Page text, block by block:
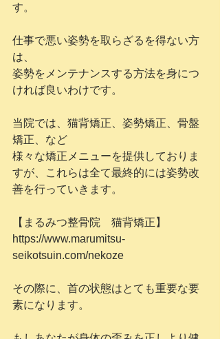
す。
仕事で悪い姿勢を取らざるを得ない方
は、
姿勢をメンテナンスする方法を身につ
ければ良いわけです。
当院では、猫背矯正、姿勢矯正、骨盤
矯正、など
様々な矯正メニューを提供しておりま
すが、これらは全て最終的には姿勢改
善を行っていきます。
【まるみつ整骨院　猫背矯正】
https://www.marumitsu-
seikotsuin.com/nekoze
その際に、首の状態はとても重要な要
素になります。